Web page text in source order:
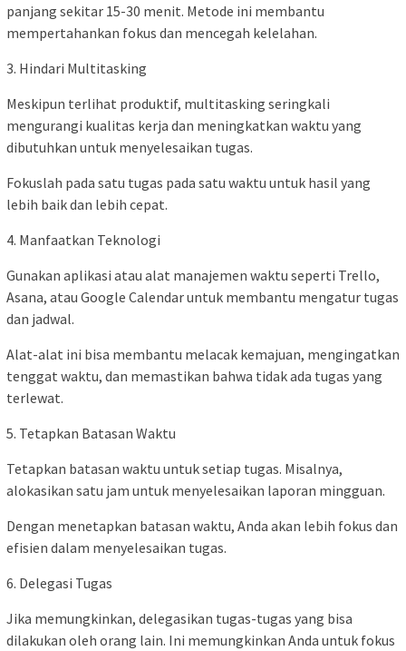
panjang sekitar 15-30 menit. Metode ini membantu
mempertahankan fokus dan mencegah kelelahan.
3. Hindari Multitasking
Meskipun terlihat produktif, multitasking seringkali
mengurangi kualitas kerja dan meningkatkan waktu yang
dibutuhkan untuk menyelesaikan tugas.
Fokuslah pada satu tugas pada satu waktu untuk hasil yang
lebih baik dan lebih cepat.
4. Manfaatkan Teknologi
Gunakan aplikasi atau alat manajemen waktu seperti Trello,
Asana, atau Google Calendar untuk membantu mengatur tugas
dan jadwal.
Alat-alat ini bisa membantu melacak kemajuan, mengingatkan
tenggat waktu, dan memastikan bahwa tidak ada tugas yang
terlewat.
5. Tetapkan Batasan Waktu
Tetapkan batasan waktu untuk setiap tugas. Misalnya,
alokasikan satu jam untuk menyelesaikan laporan mingguan.
Dengan menetapkan batasan waktu, Anda akan lebih fokus dan
efisien dalam menyelesaikan tugas.
6. Delegasi Tugas
Jika memungkinkan, delegasikan tugas-tugas yang bisa
dilakukan oleh orang lain. Ini memungkinkan Anda untuk fokus